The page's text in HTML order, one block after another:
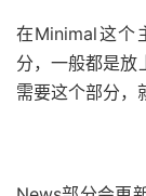
在Minimal这个
分，一般都是放
需要这个部分，